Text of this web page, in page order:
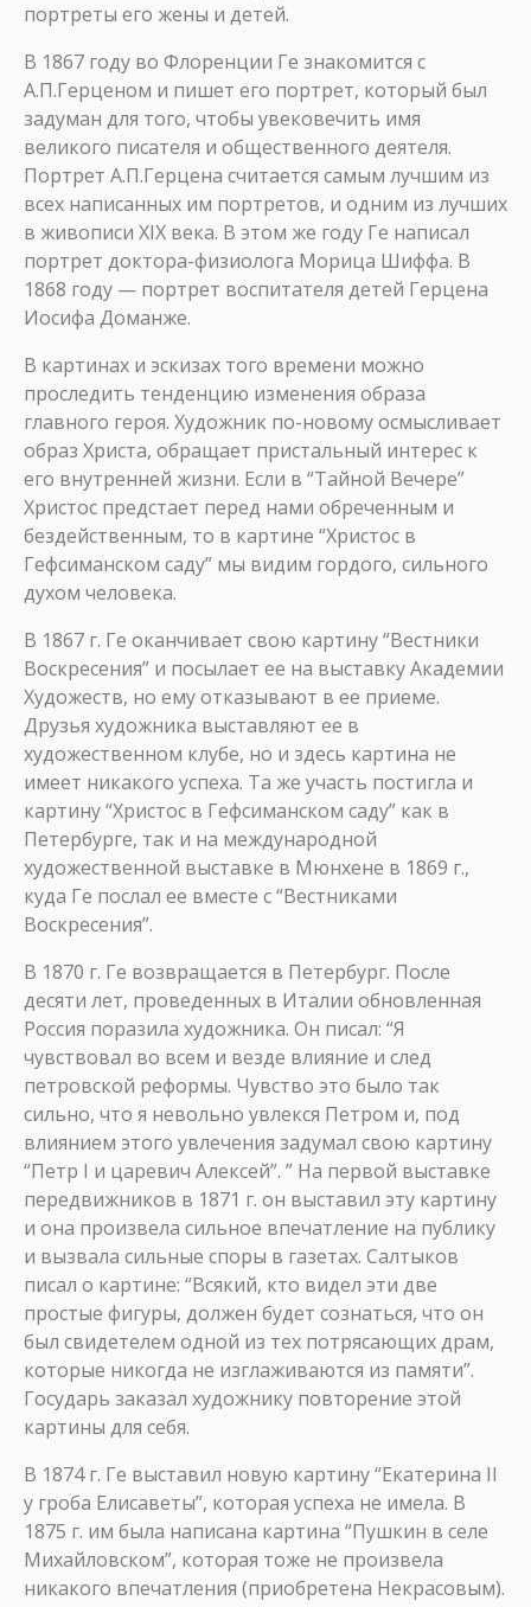
портреты его жены и детей.
В 1867 году во Флоренции Ге знакомится с
А.П.Герценом и пишет его портрет, который был
задуман для того, чтобы увековечить имя
великого писателя и общественного деятеля.
Портрет А.П.Герцена считается самым лучшим из
всех написанных им портретов, и одним из лучших
в живописи XIX века. В этом же году Ге написал
портрет доктора-физиолога Морица Шиффа. В
1868 году — портрет воспитателя детей Герцена
Иосифа Доманже.
В картинах и эскизах того времени можно
проследить тенденцию изменения образа
главного героя. Художник по-новому осмысливает
образ Христа, обращает пристальный интерес к
его внутренней жизни. Если в “Тайной Вечере”
Христос предстает перед нами обреченным и
бездейственным, то в картине “Христос в
Гефсиманском саду” мы видим гордого, сильного
духом человека.
В 1867 г. Ге оканчивает свою картину “Вестники
Воскресения” и посылает ее на выставку Академии
Художеств, но ему отказывают в ее приеме.
Друзья художника выставляют ее в
художественном клубе, но и здесь картина не
имеет никакого успеха. Та же участь постигла и
картину “Христос в Гефсиманском саду” как в
Петербурге, так и на международной
художественной выставке в Мюнхене в 1869 г.,
куда Ге послал ее вместе с “Вестниками
Воскресения”.
В 1870 г. Ге возвращается в Петербург. После
десяти лет, проведенных в Италии обновленная
Россия поразила художника. Он писал: “Я
чувствовал во всем и везде влияние и след
петровской реформы. Чувство это было так
сильно, что я невольно увлекся Петром и, под
влиянием этого увлечения задумал свою картину
“Петр I и царевич Алексей”. ” На первой выставке
передвижников в 1871 г. он выставил эту картину
и она произвела сильное впечатление на публику
и вызвала сильные споры в газетах. Салтыков
писал о картине: “Всякий, кто видел эти две
простые фигуры, должен будет сознаться, что он
был свидетелем одной из тех потрясающих драм,
которые никогда не изглаживаются из памяти”.
Государь заказал художнику повторение этой
картины для себя.
В 1874 г. Ге выставил новую картину “Екатерина II
у гроба Елисаветы”, которая успеха не имела. В
1875 г. им была написана картина “Пушкин в селе
Михайловском”, которая тоже не произвела
никакого впечатления (приобретена Некрасовым).